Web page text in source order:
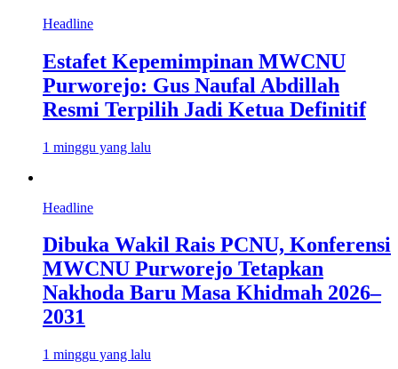
Headline
Estafet Kepemimpinan MWCNU
Purworejo: Gus Naufal Abdillah
Resmi Terpilih Jadi Ketua Definitif
1 minggu yang lalu
Headline
Dibuka Wakil Rais PCNU, Konferensi
MWCNU Purworejo Tetapkan
Nakhoda Baru Masa Khidmah 2026–
2031
1 minggu yang lalu